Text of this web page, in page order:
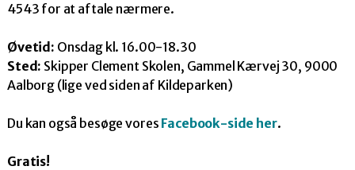
4543 for at aftale nærmere.
Øvetid: Onsdag kl. 16.00-18.30
Sted: Skipper Clement Skolen, Gammel Kærvej 30, 9000
Aalborg (lige ved siden af Kildeparken)
Du kan også besøge vores Facebook-side her.
Gratis!